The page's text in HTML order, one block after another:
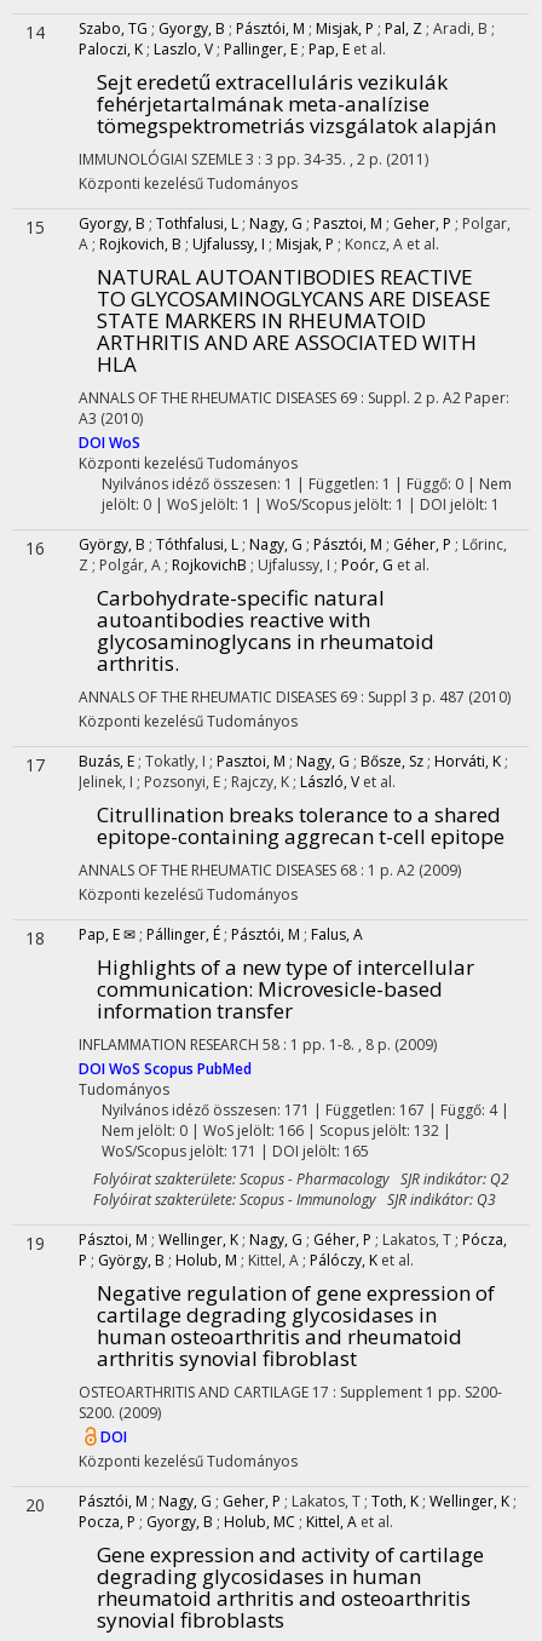
14 Szabo, TG ; Gyorgy, B ; Pásztói, M ; Misjak, P ; Pal, Z ; Aradi, B ;
Paloczi, K ; Laszlo, V ; Pallinger, E ; Pap, E et al.
Sejt eredetű extracelluláris vezikulák
fehérjetartalmának meta-analízise
tömegspektrometriás vizsgálatok alapján
IMMUNOLÓGIAI SZEMLE3 : 3 pp. 34-35. , 2 p. (2011)
Központi kezelésűTudományos
15 Gyorgy, B ; Tothfalusi, L ; Nagy, G ; Pasztoi, M ; Geher, P ; Polgar,
A ; Rojkovich, B ; Ujfalussy, I ; Misjak, P ; Koncz, A et al.
NATURAL AUTOANTIBODIES REACTIVE
TO GLYCOSAMINOGLYCANS ARE DISEASE
STATE MARKERS IN RHEUMATOID
ARTHRITIS AND ARE ASSOCIATED WITH
HLA
ANNALS OF THE RHEUMATIC DISEASES 69 : Suppl. 2 p. A2 Paper:
A3 (2010)
DOIWoS
Központi kezelésűTudományos
Nyilvános idéző összesen: 1 | Független: 1 | Függő: 0 | Nem
jelölt: 0 | WoS jelölt: 1 | WoS/Scopus jelölt: 1 | DOI jelölt: 1
16 György, B ; Tóthfalusi, L ; Nagy, G ; Pásztói, M ; Géher, P ; Lőrinc,
Z ; Polgár, A ; RojkovichB ; Ujfalussy, I ; Poór, G et al.
Carbohydrate-specific natural
autoantibodies reactive with
glycosaminoglycans in rheumatoid
arthritis.
ANNALS OF THE RHEUMATIC DISEASES 69 : Suppl 3 p. 487 (2010)
Központi kezelésűTudományos
17 Buzás, E ; Tokatly, I ; Pasztoi, M ; Nagy, G ; Bősze, Sz ; Horváti, K ;
Jelinek, I ; Pozsonyi, E ; Rajczy, K ; László, V et al.
Citrullination breaks tolerance to a shared
epitope-containing aggrecan t-cell epitope
ANNALS OF THE RHEUMATIC DISEASES 68 : 1 p. A2 (2009)
Központi kezelésűTudományos
18 Pap, E ✉ ; Pállinger, É ; Pásztói, M ; Falus, A
Highlights of a new type of intercellular
communication: Microvesicle-based
information transfer
INFLAMMATION RESEARCH 58 : 1 pp. 1-8. , 8 p. (2009)
DOIWoS Scopus PubMed
Tudományos
Nyilvános idéző összesen: 171 | Független: 167 | Függő: 4 |
Nem jelölt: 0 | WoS jelölt: 166 | Scopus jelölt: 132 |
WoS/Scopus jelölt: 171 | DOI jelölt: 165
Folyóirat szakterülete: Scopus - Pharmacology SJR indikátor: Q2
Folyóirat szakterülete: Scopus - Immunology SJR indikátor: Q3
19 Pásztoi, M ; Wellinger, K ; Nagy, G ; Géher, P ; Lakatos, T ; Pócza,
P ; György, B ; Holub, M ; Kittel, A ; Pálóczy, K et al.
Negative regulation of gene expression of
cartilage degrading glycosidases in
human osteoarthritis and rheumatoid
arthritis synovial fibroblast
OSTEOARTHRITIS AND CARTILAGE 17 : Supplement 1 pp. S200-
S200. (2009)
DOI
Központi kezelésűTudományos
20 Pásztói, M ; Nagy, G ; Geher, P ; Lakatos, T ; Toth, K ; Wellinger, K ;
Pocza, P ; Gyorgy, B ; Holub, MC ; Kittel, A et al.
Gene expression and activity of cartilage
degrading glycosidases in human
rheumatoid arthritis and osteoarthritis
synovial fibroblasts